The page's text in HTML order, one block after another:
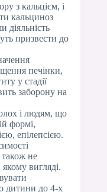
з кальцієм, і
кальциноз
діяльність
призвести до
печінки,
у стадії
заборону на
і людям, що
формі,
епілепсією.
також не
вигляді.
дитини до 4-х